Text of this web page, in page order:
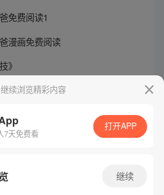
免费阅读1
漫画免费阅读
》
了
继续浏览精彩内容
7天免费看
打开APP
继续
可证号：粤B2-20090059-5
Tencent. All Rights Reserved